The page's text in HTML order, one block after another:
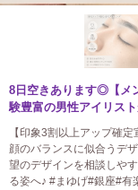
8日空きあります◎【メ
験豊富の男性アイリス
【印象3割以上アップ確
顔のバランスに似合うデ
望のデザインを相談しや
る姿へ♪ #まゆげ#銀座#